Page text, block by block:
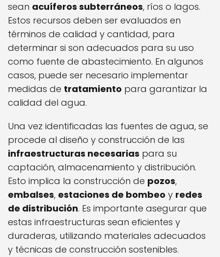
sean acuíferos subterráneos, ríos o lagos.
Estos recursos deben ser evaluados en
términos de calidad y cantidad, para
determinar si son adecuados para su uso
como fuente de abastecimiento. En algunos
casos, puede ser necesario implementar
medidas de tratamiento para garantizar la
calidad del agua.
Una vez identificadas las fuentes de agua, se
procede al diseño y construcción de las
infraestructuras necesarias para su
captación, almacenamiento y distribución.
Esto implica la construcción de pozos,
embalses, estaciones de bombeo y redes
de distribución. Es importante asegurar que
estas infraestructuras sean eficientes y
duraderas, utilizando materiales adecuados
y técnicas de construcción sostenibles.